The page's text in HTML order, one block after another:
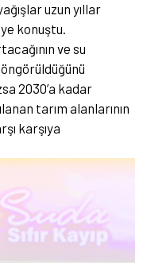
uzun yıllar
konuştu.
ve su
öngörüldüğünü
2030’a kadar
tarım alanlarının
karşıya